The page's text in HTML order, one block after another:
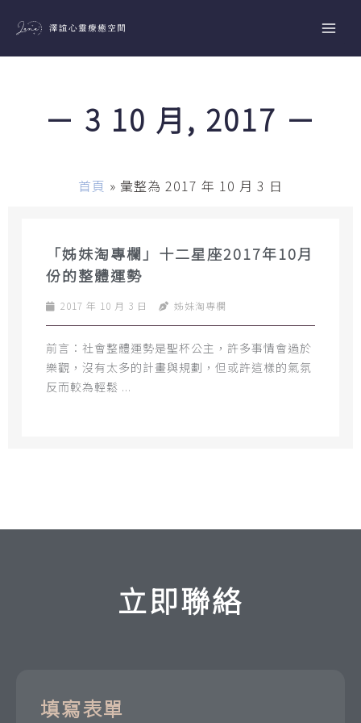
主
－ 3 10 月, 2017 －
首頁 » 彙整為 2017 年 10 月 3 日
「姊妹淘專欄」十二星座2017年10月
份的整體運勢
2017 年 10 月 3 日 姊妹淘專欄
前言：社會整體運勢是聖杯公主，許多事情會過於
樂觀，沒有太多的計畫與規劃，但或許這樣的氣氛
反而較為輕鬆 ...
立即聯絡
填寫表單